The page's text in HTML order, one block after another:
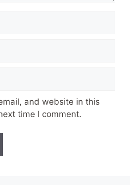
and website in this
time I comment.